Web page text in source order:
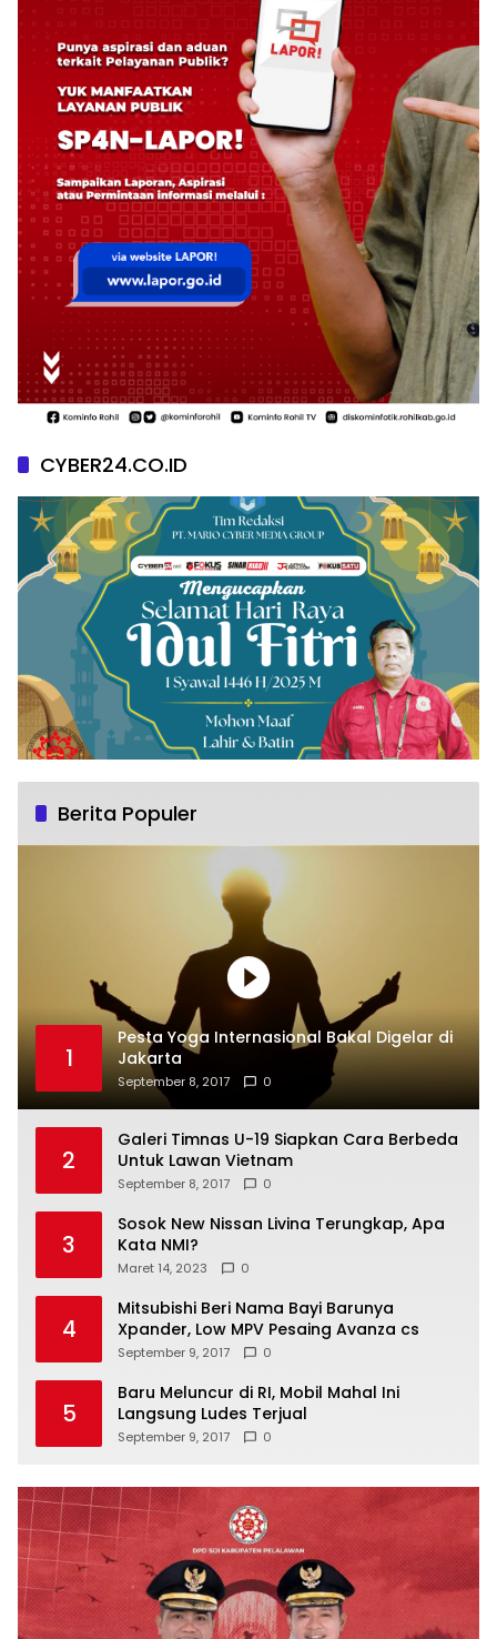
CYBER24.CO.ID
Berita Populer
1
Pesta Yoga Internasional Bakal Digelar di
Jakarta
September 8, 2017 0
2
Galeri Timnas U-19 Siapkan Cara Berbeda
Untuk Lawan Vietnam
September 8, 2017 0
3
Sosok New Nissan Livina Terungkap, Apa
Kata NMI?
Maret 14, 2023 0
4
Mitsubishi Beri Nama Bayi Barunya
Xpander, Low MPV Pesaing Avanza cs
September 9, 2017 0
5
Baru Meluncur di RI, Mobil Mahal Ini
Langsung Ludes Terjual
September 9, 2017 0